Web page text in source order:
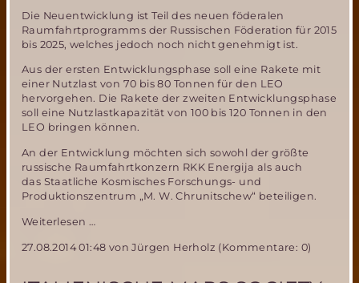
Die Neuentwicklung ist Teil des neuen föderalen
Raumfahrtprogramms der Russischen Föderation für 2015
bis 2025, welches jedoch noch nicht genehmigt ist.
Aus der ersten Entwicklungsphase soll eine Rakete mit
einer Nutzlast von 70 bis 80 Tonnen für den LEO
hervorgehen. Die Rakete der zweiten Entwicklungsphase
soll eine Nutzlastkapazität von 100 bis 120 Tonnen in den
LEO bringen können.
An der Entwicklung möchten sich sowohl der größte
russische Raumfahrtkonzern RKK Energija als auch
das Staatliche Kosmisches Forschungs- und
Produktionszentrum „M. W. Chrunitschew“ beteiligen.
Weiterlesen …
Entwicklung
27.08.2014 01:48 von Jürgen Herholz (Kommentare: 0)